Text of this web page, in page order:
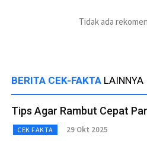
Tidak ada
BERITA CEK-FAKTA LAINNYA
Tips Agar Rambut Cepat
CEK FAKTA 29 Okt 2025